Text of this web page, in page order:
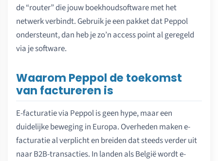
de “router” die jouw boekhoudsoftware met het
netwerk verbindt. Gebruik je een pakket dat Peppol
ondersteunt, dan heb je zo’n access point al geregeld
via je software.
Waarom Peppol de toekomst
van factureren is
E-facturatie via Peppol is geen hype, maar een
duidelijke beweging in Europa. Overheden maken e-
facturatie al verplicht en breiden dat steeds verder uit
naar B2B-transacties. In landen als België wordt e-